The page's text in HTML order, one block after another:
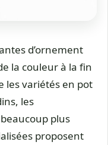
d’ornement
la couleur à la fin
les variétés en pot
les
plus
proposent